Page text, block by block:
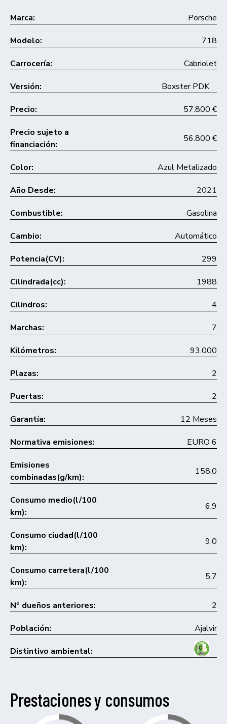
Marca: Porsche
Modelo: 718
Carrocería: Cabriolet
Versión: Boxster PDK
Precio: 57.800 €
Precio sujeto a
financiación:
56.800 €
Color: Azul Metalizado
Año Desde: 2021
Combustible: Gasolina
Cambio: Automático
Potencia(CV): 299
Cilindrada(cc): 1988
Cilindros: 4
Marchas: 7
Kilómetros: 93.000
Plazas: 2
Puertas: 2
Garantía: 12 Meses
Normativa emisiones: EURO 6
Emisiones
combinadas(g/km):
158,0
Consumo medio(l/100
km):
6,9
Consumo ciudad(l/100
km):
9,0
Consumo carretera(l/100
km):
5,7
Nº dueños anteriores: 2
Población: Ajalvir
Distintivo ambiental:
Prestaciones y consumos